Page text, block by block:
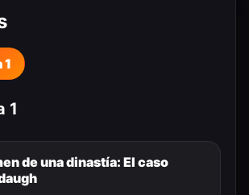
1
1
de una dinastía: El caso